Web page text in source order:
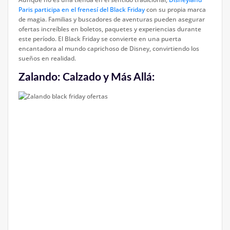
Paris participa en el frenesí del Black Fridaycon su propia marca
de magia. Familias y buscadores de aventuras pueden asegurar
ofertas increíbles en boletos, paquetes y experiencias durante
este período. El Black Friday se convierte en una puerta
encantadora al mundo caprichoso de Disney, convirtiendo los
sueños en realidad.
Zalando: Calzado y Más Allá: